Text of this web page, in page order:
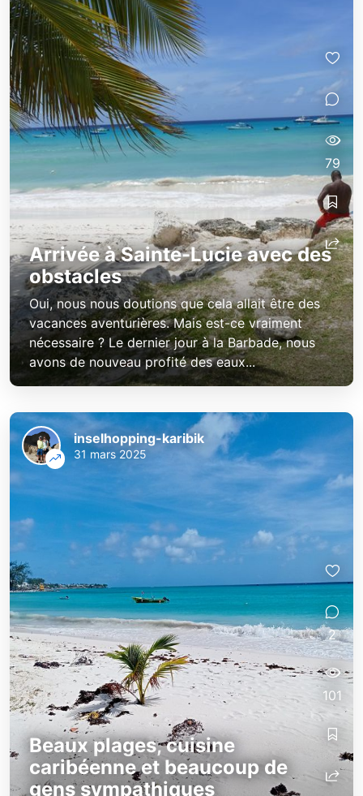
Arrivée à Sainte-Lucie avec des
obstacles
Oui, nous nous doutions que cela allait être des
vacances aventurières. Mais est-ce vraiment
nécessaire ? Le dernier jour à la Barbade, nous
avons de nouveau profité des eaux...
79
Beaux plages, cuisine
caribéenne et beaucoup de
gens sympathiques
inselhopping-karibik
31 mars 2025
2
101